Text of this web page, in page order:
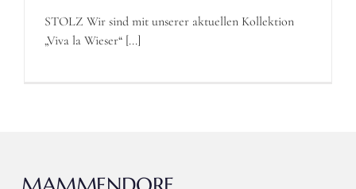
STOLZ Wir sind mit unserer aktuellen Kollektion
„Viva la Wieser“ [...]